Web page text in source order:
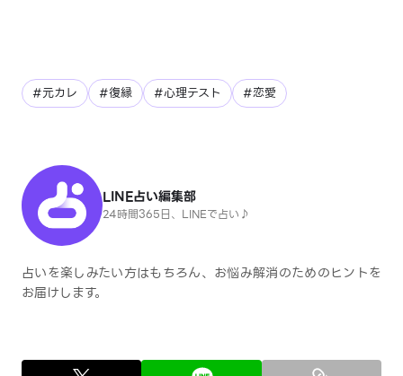
#元カレ #復縁 #心理テスト #恋愛
LINE占い編集部
24時間365日、LINEで占い♪
占いを楽しみたい方はもちろん、お悩み解消のためのヒントを
お届けします。